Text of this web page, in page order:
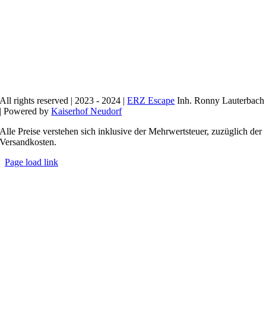
All rights reserved | 2023 - 2024 |ERZ Escape Inh. Ronny Lauterbach
| Powered byKaiserhof Neudorf
Alle Preise verstehen sich inklusive der Mehrwertsteuer, zuzüglich der
Versandkosten.
Page load link